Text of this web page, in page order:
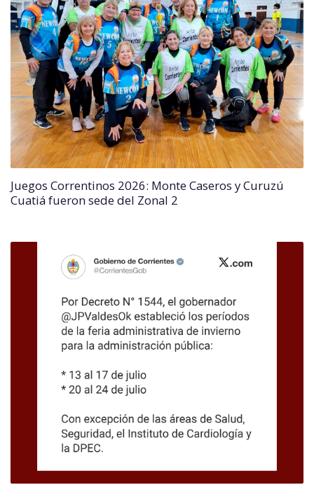
Juegos Correntinos 2026: Monte Caseros y Curuzú
Cuatiá fueron sede del Zonal 2